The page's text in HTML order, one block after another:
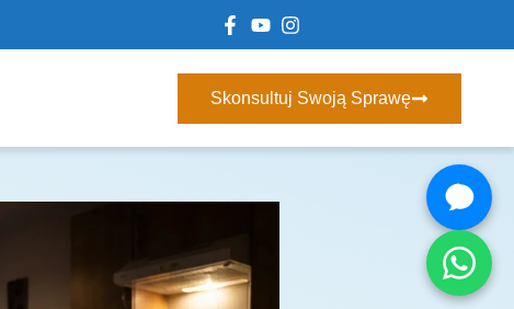
Skonsultuj Swoją Sprawę